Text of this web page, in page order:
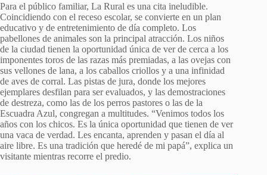
Para el público familiar, La Rural es una cita ineludible.
Coincidiendo con el receso escolar, se convierte en un plan
educativo y de entretenimiento de día completo. Los
pabellones de animales son la principal atracción. Los niños
de la ciudad tienen la oportunidad única de ver de cerca a los
imponentes toros de las razas más premiadas, a las ovejas con
sus vellones de lana, a los caballos criollos y a una infinidad
de aves de corral. Las pistas de jura, donde los mejores
ejemplares desfilan para ser evaluados, y las demostraciones
de destreza, como las de los perros pastores o las de la
Escuadra Azul, congregan a multitudes. “Venimos todos los
años con los chicos. Es la única oportunidad que tienen de ver
una vaca de verdad. Les encanta, aprenden y pasan el día al
aire libre. Es una tradición que heredé de mi papá”, explica un
visitante mientras recorre el predio.